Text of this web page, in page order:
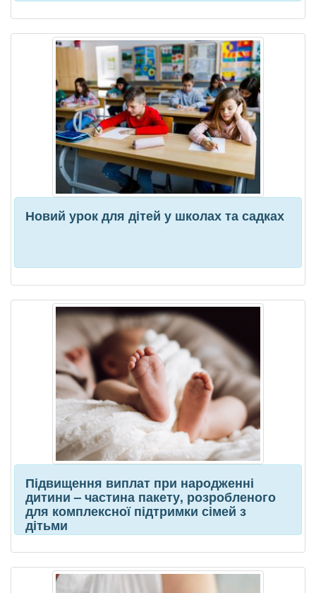
Новий урок для дітей у школах та садках
Підвищення виплат при народженні
дитини – частина пакету, розробленого
для комплексної підтримки сімей з
дітьми